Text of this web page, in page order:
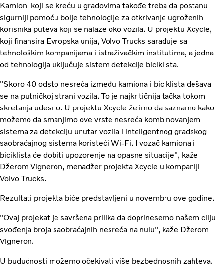
Kamioni koji se kreću u gradovima takođe treba da postanu
sigurniji pomoću bolje tehnologije za otkrivanje ugroženih
korisnika puteva koji se nalaze oko vozila. U projektu Xcycle,
koji finansira Evropska unija, Volvo Trucks sarađuje sa
tehnološkim kompanijama i istraživačkim institutima, a jedna
od tehnologija uključuje sistem detekcije biciklista.
"Skoro 40 odsto nesreća između kamiona i biciklista dešava
se na putničkoj strani vozila. To je najkritičnija tačka tokom
skretanja udesno. U projektu Xcycle želimo da saznamo kako
možemo da smanjimo ove vrste nesreća kombinovanjem
sistema za detekciju unutar vozila i inteligentnog gradskog
saobraćajnog sistema koristeći Wi-Fi. I vozač kamiona i
biciklista će dobiti upozorenje na opasne situacije", kaže
Džerom Vigneron, menadžer projekta Xcycle u kompaniji
Volvo Trucks.
Rezultati projekta biće predstavljeni u novembru ove godine.
"Ovaj projekat je savršena prilika da doprinesemo našem cilju
svođenja broja saobraćajnih nesreća na nulu", kaže Džerom
Vigneron.
U budućnosti možemo očekivati više bezbednosnih zahteva.